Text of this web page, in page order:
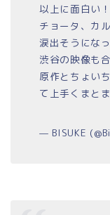
以上に面白い！
チョータ、カ
涙出そうにな
渋谷の映像も
原作とちょい
て上手くまと
— BISUKE